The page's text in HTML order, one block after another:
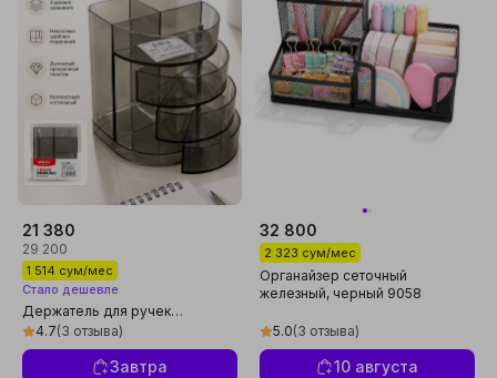
21 380
29 200
1 514 сум/мес
Стало дешевле
Держатель для ручек
многофункциональный, 3
уровня M&G ABT98443
4.7(3 отзыва)
Завтра
32 800
2 323 сум/мес
Органайзер сеточный
железный, черный 9058
5.0(3 отзыва)
10 августа